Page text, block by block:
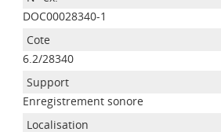
DOC00028340-1
6.2/28340
Enregistrement sonore